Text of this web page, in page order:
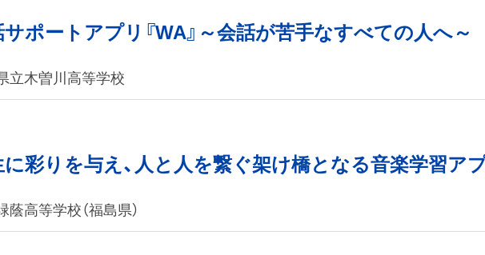
ポートアプリ『WA』～会話が苦手なすべての人へ～
立木曽川高等学校
に彩りを与え、人と人を繋ぐ架け橋となる音楽学習アプ
蔭高等学校（福島県）